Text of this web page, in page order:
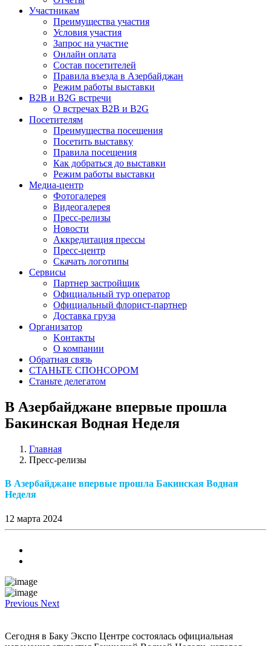
Участникам
Преимущества участия
Условия участия
Запрос на участие
Онлайн оплата
Состав посетителей
Правила въезда в Азербайджан
Режим работы выставки
B2B и B2G встречи
О встречах B2B и B2G
Посетителям
Преимущества посещения
Посетить выставку
Правила посещения
Как добраться до выставки
Режим работы выставки
Медиа-центр
Фотогалерея
Видеогалерея
Пресс-релизы
Новости
Аккредитация прессы
Пресс-центр
Скачать логотипы
Сервисы
Партнер застройщик
Официальный тур оператор
Официальный флорист-партнер
Доставка груза
Организатор
Kонтакты
О компании
Обратная связь
СТАНЬТЕ СПОНСОРОМ
Станьте делегатом
В Азербайджане впервые прошла
Бакинская Водная Неделя
Главная
Пресс-релизы
В Азербайджане впервые прошла Бакинская Водная
Неделя
12 марта 2024
Previous Next
Сегодня в Баку Экспо Центре состоялась официальная